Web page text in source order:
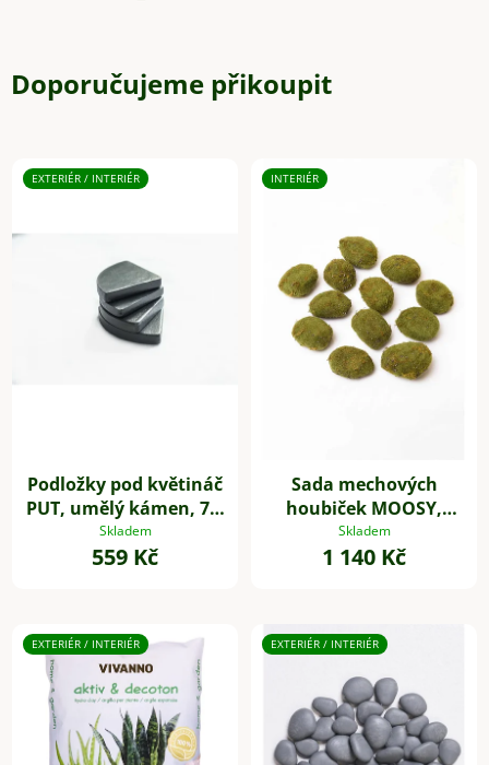
Doporučujeme přikoupit
EXTERIÉR / INTERIÉR
Podložky pod květináč
PUT, umělý kámen, 7 x
7 cm, 4-set, šedé
Skladem
559 Kč
INTERIÉR
Sada mechových
houbiček MOOSY,
plast, zelená
Skladem
1 140 Kč
EXTERIÉR / INTERIÉR EXTERIÉR / INTERIÉR